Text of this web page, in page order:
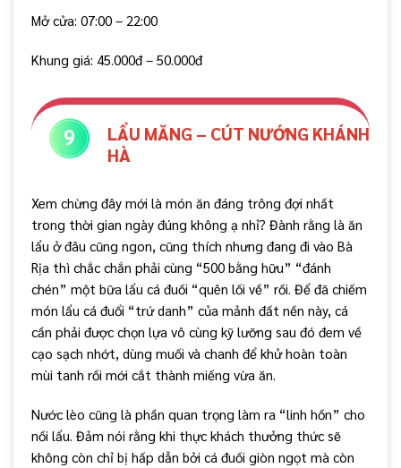
Mở cửa: 07:00 – 22:00
Khung giá: 45.000đ – 50.000đ
LẨU MĂNG – CÚT NƯỚNG KHÁNH
HÀ
Xem chừng đây mới là món ăn đáng trông đợi nhất
trong thời gian ngày đúng không ạ nhỉ? Đành rằng là ăn
lẩu ở đâu cũng ngon, cũng thích nhưng đang đi vào Bà
Rịa thì chắc chắn phải cùng “500 bằng hữu” “đánh
chén” một bữa lẩu cá đuối “quên lối về” rồi. Để đã chiếm
món lẩu cá đuổi “trứ danh” của mảnh đất nền này, cá
cần phải được chọn lựa vô cùng kỹ lưỡng sau đó đem về
cạo sạch nhớt, dùng muối và chanh để khử hoàn toàn
mùi tanh rồi mới cắt thành miếng vừa ăn.
Nước lèo cũng là phần quan trọng làm ra “linh hồn” cho
nồi lẩu. Đảm nói rằng khi thực khách thưởng thức sẽ
không còn chỉ bị hấp dẫn bởi cá đuối giòn ngọt mà còn